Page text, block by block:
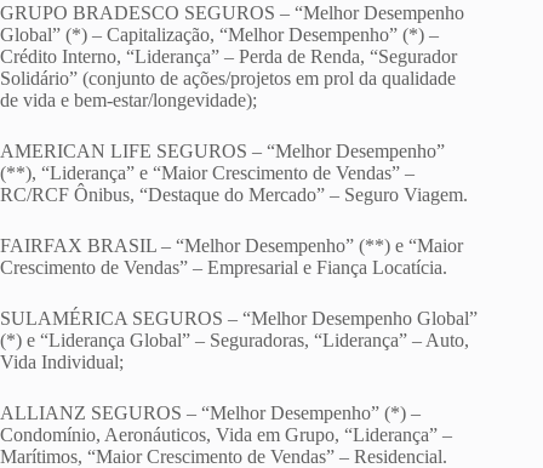
GRUPO BRADESCO SEGUROS – “Melhor Desempenho
Global” (*) – Capitalização, “Melhor Desempenho” (*) –
Crédito Interno, “Liderança” – Perda de Renda, “Segurador
Solidário” (conjunto de ações/projetos em prol da qualidade
de vida e bem-estar/longevidade);
AMERICAN LIFE SEGUROS – “Melhor Desempenho”
(**), “Liderança” e “Maior Crescimento de Vendas” –
RC/RCF Ônibus, “Destaque do Mercado” – Seguro Viagem.
FAIRFAX BRASIL – “Melhor Desempenho” (**) e “Maior
Crescimento de Vendas” – Empresarial e Fiança Locatícia.
SULAMÉRICA SEGUROS – “Melhor Desempenho Global”
(*) e “Liderança Global” – Seguradoras, “Liderança” – Auto,
Vida Individual;
ALLIANZ SEGUROS – “Melhor Desempenho” (*) –
Condomínio, Aeronáuticos, Vida em Grupo, “Liderança” –
Marítimos, “Maior Crescimento de Vendas” – Residencial.